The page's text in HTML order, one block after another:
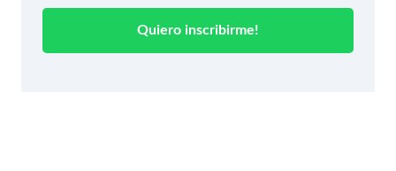
Quiero inscribirme!